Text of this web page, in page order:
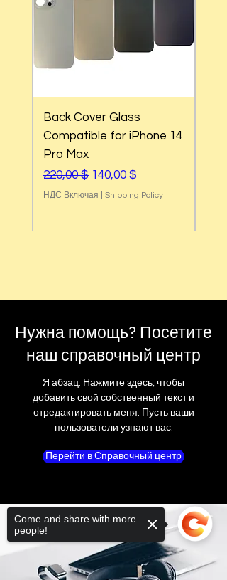
Back Cover Glass
Compatible for iPhone 14
Pro Max
Обычная цена
220,00 $ Цена со скидкой
140,00 $
НДС Включая Shipping Policy
Нужна помощь? Посетите
наш справочный центр
Я абзац. Нажмите здесь, чтобы
добавить свой собственный текст и
отредактировать меня. Пусть ваши
пользователи узнают вас.
Перейти в Справочный центр
Come and share with more
people!